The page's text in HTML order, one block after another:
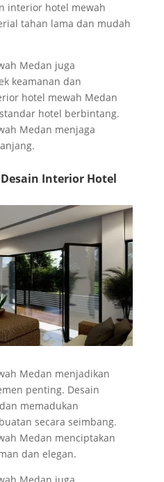
interior hotel mewah
tahan lama dan mudah
Medan juga
keamanan dan
hotel mewah Medan
hotel berbintang.
Medan menjaga
Interior Hotel
Medan menjadikan
penting. Desain
memadukan
secara seimbang.
Medan menciptakan
dan elegan.